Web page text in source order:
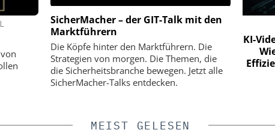
SicherMacher – der GIT-Talk mit den
Marktführern
Die Köpfe hinter den Marktführern. Die
Strategien von morgen. Die Themen, die
die Sicherheitsbranche bewegen. Jetzt alle
SicherMacher-Talks entdecken.
GMBH &
vernetzten
ASSA ABLOY SICHERHEITSTECHNIK
KRITIS-Dachgesetz in Kraft: Jetzt
zählt die Umsetzung
KI-
MEIST GELESEN